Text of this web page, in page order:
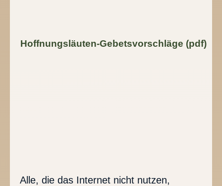
Hoffnungsläuten-Gebetsvorschläge (pdf)
Alle, die das Internet nicht nutzen,